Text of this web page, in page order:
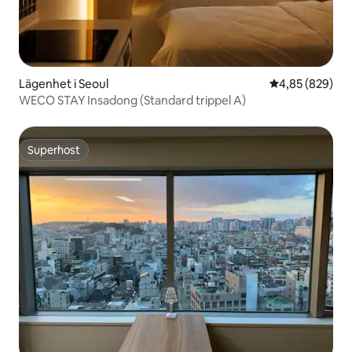
Lägenhet i Seoul 4,85 av 5 i
4,85 (829)
WECO STAY Insadong (Standard trippel A)
Superhost
Superhost